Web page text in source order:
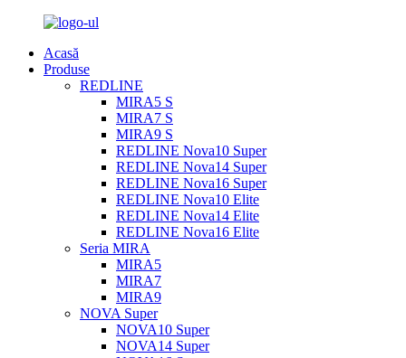
Acasă
Produse
REDLINE
MIRA5 S
MIRA7 S
MIRA9 S
REDLINE Nova10 Super
REDLINE Nova14 Super
REDLINE Nova16 Super
REDLINE Nova10 Elite
REDLINE Nova14 Elite
REDLINE Nova16 Elite
Seria MIRA
MIRA5
MIRA7
MIRA9
NOVA Super
NOVA10 Super
NOVA14 Super